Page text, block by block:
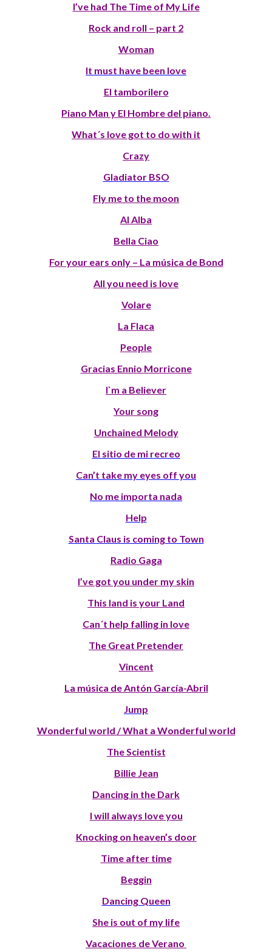
I’ve had The Time of My Life
Rock and roll – part 2
Woman
It must have been love
El tamborilero
Piano Man y El Hombre del piano.
What´s love got to do with it
Crazy
Gladiator BSO
Fly me to the moon
Al Alba
Bella Ciao
For your ears only – La música de Bond
All you need is love
Volare
La Flaca
People
Gracias Ennio Morricone
I`m a Believer
Your song
Unchained Melody
El sitio de mi recreo
Can’t take my eyes off you
No me importa nada
Help
Santa Claus is coming to Town
Radio Gaga
I’ve got you under my skin
This land is your Land
Can´t help falling in love
The Great Pretender
Vincent
La música de Antón García-Abril
Jump
Wonderful world / What a Wonderful world
The Scientist
Billie Jean
Dancing in the Dark
I will always love you
Knocking on heaven’s door
Time after time
Beggin
Dancing Queen
She is out of my life
Vacaciones de Verano